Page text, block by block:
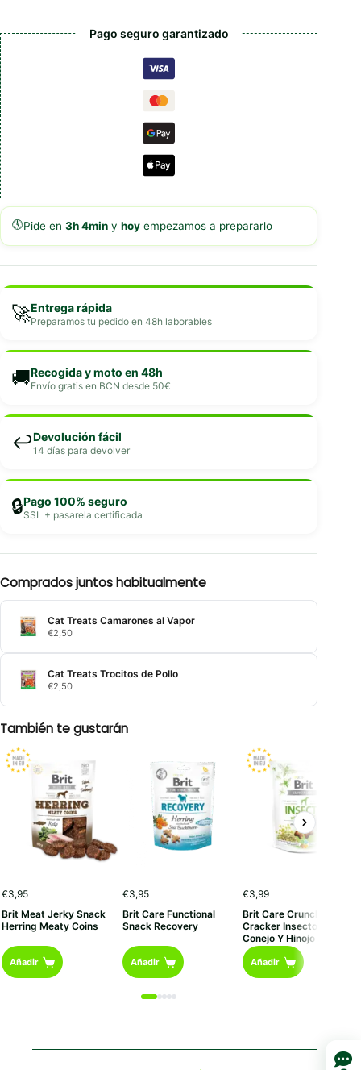
Pago seguro garantizado
🕔Pide en 3h 4min y hoy empezamos a prepararlo
🚀Entrega rápida
Preparamos tu pedido en 48h laborables
🚚Recogida y moto en 48h
Envío gratis en BCN desde 50€
↩️Devolución fácil
14 días para devolver
🔒Pago 100% seguro
SSL + pasarela certificada
Comprados juntos habitualmente
Cat Treats Camarones al Vapor
€2,50
Cat Treats Trocitos de Pollo
€2,50
También te gustarán
€3,95
Brit Meat Jerky Snack
Herring Meaty Coins
Añadir
€3,95
Brit Care Functional
Snack Recovery
Añadir
€3,99
Brit Care Crunchy
Cracker Insectos Con
Conejo Y Hinojo
Añadir